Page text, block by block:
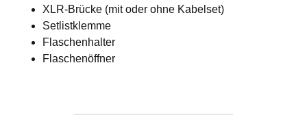
XLR-Brücke (mit oder ohne Kabelset)
Setlistklemme
Flaschenhalter
Flaschenöffner